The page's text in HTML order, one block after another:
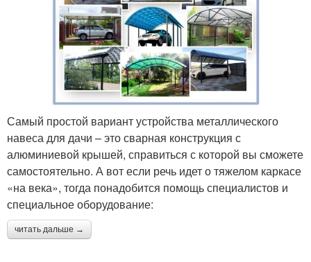
Самый простой вариант устройства металлического
навеса для дачи – это сварная конструкция с
алюминиевой крышей, справиться с которой вы сможете
самостоятельно. А вот если речь идет о тяжелом каркасе
«на века», тогда понадобится помощь специалистов и
специальное оборудование:
читать дальше →